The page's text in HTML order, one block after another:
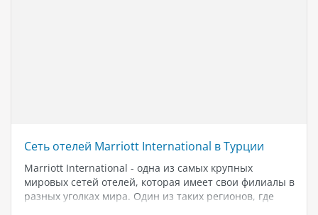
Сеть отелей Marriott International в Турции
Marriott International - одна из самых крупных
мировых сетей отелей, которая имеет свои филиалы в
разных уголках мира. Один из таких регионов, где